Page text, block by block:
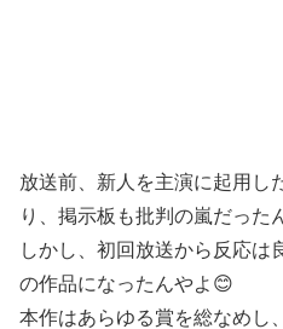
放送前、新人を主演に起用し
り、掲示板も批判の嵐だった
しかし、初回放送から反応は
の作品になったんやよ😊
本作はあらゆる賞を総なめし